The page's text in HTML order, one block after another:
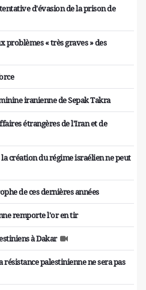
d'évasion de la prison de
problèmes « très graves » des
iranienne de Sepak Takra
étrangères de l'Iran et de
création du régime israélien ne peut
de ces dernières années
remporte l'or en tir
à Dakar
palestinienne ne sera pas